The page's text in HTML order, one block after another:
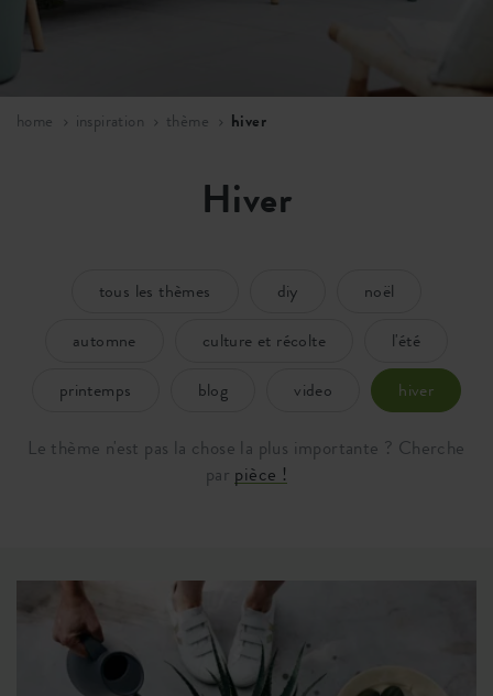
home inspiration thème hiver
Hiver
tous les thèmes diy
noël
automne
culture et récolte
l'été
printemps
blog video hiver
Le thème n'est pas la chose la plus importante ? Cherche
par pièce !